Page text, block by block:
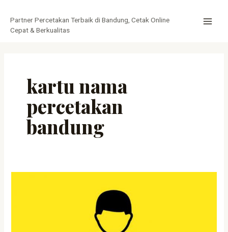
konten
Partner Percetakan Terbaik di Bandung, Cetak Online
Cepat & Berkualitas
kartu nama
percetakan
bandung